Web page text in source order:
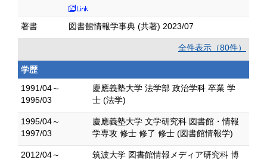
著書 図書館情報学事典 (共著) 2023/07
全件表示（80件）
学歴
1991/04～
1995/03
慶應義塾大学 法学部 政治学科 卒業 学
士 (法学)
1995/04～
1997/03
慶應義塾大学 文学研究科 図書館・情報
学専攻 修士 修了 修士 (図書館情報学)
2012/04～
筑波大学 図書館情報メディア研究科 博